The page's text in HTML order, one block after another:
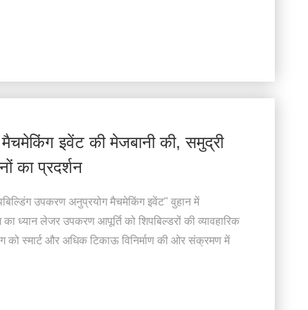
इवेंट की मेजबानी की, समुद्री
का प्रदर्शन
उपकरण अनुप्रयोग मैचमेकिंग इवेंट" वुहान में
ध्यान लेजर उपकरण आपूर्ति को शिपबिल्डरों की व्यावहारिक
स्मार्ट और अधिक टिकाऊ विनिर्माण की ओर संक्रमण में